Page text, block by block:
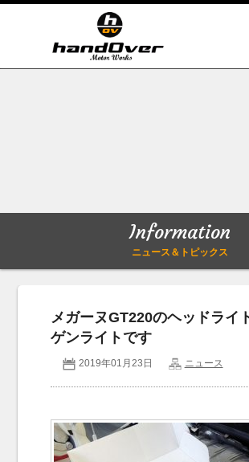
会社概要
アクセス
お問い合わせ
Information
ニュース＆トピックス
メガーヌGT220のヘッドライ
ゲンライトです
2019年01月23日 ニュース